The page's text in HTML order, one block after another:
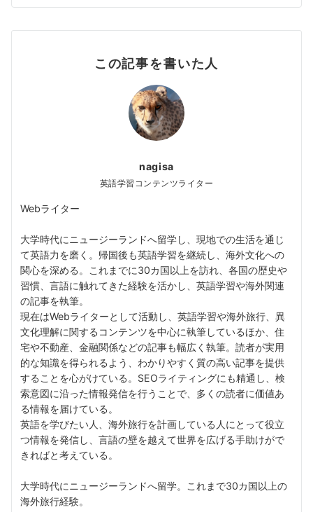
この記事を書いた人
nagisa
英語学習コンテンツライター
Webライター
大学時代にニュージーランドへ留学し、現地での生活を通じ
て英語力を磨く。帰国後も英語学習を継続し、海外文化への
関心を深める。これまでに30カ国以上を訪れ、各国の歴史や
習慣、言語に触れてきた経験を活かし、英語学習や海外関連
の記事を執筆。
現在はWebライターとして活動し、英語学習や海外旅行、異
文化理解に関するコンテンツを中心に執筆しているほか、住
宅や不動産、金融関係などの記事も幅広く執筆。読者が実用
的な知識を得られるよう、わかりやすく質の高い記事を提供
することを心がけている。SEOライティングにも精通し、検
索意図に沿った情報発信を行うことで、多くの読者に価値あ
る情報を届けている。
英語を学びたい人、海外旅行を計画している人にとって役立
つ情報を発信し、言語の壁を越えて世界を広げる手助けがで
きればと考えている。
大学時代にニュージーランドへ留学。これまで30カ国以上の
海外旅行経験。